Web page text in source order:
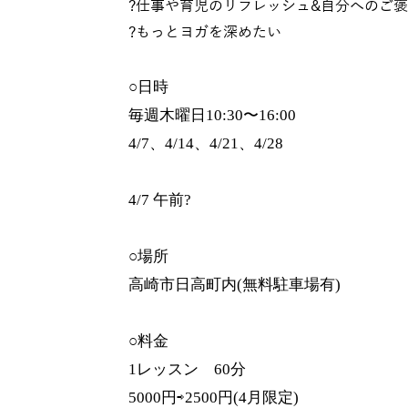
?仕事や育児のリフレッシュ&自分へのご
?もっとヨガを深めたい
○日時
毎週木曜日10:30〜16:00
4/7、4/14、4/21、4/28
4/7 午前?
○場所
高崎市日高町内(無料駐車場有)
○料金
1レッスン 60分
5000円⇨2500円(4月限定)